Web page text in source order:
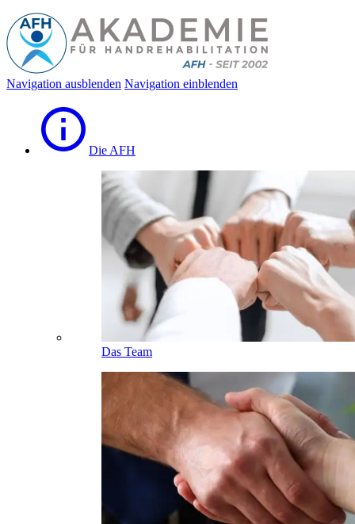
Navigation ausblenden Navigation einblenden
Die AFH
Das Team